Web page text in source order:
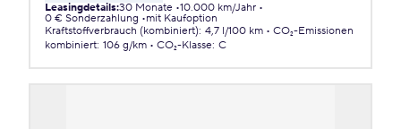
Leasingdetails:30 Monate 10.000 km/Jahr
0 € Sonderzahlung
mit Kaufoption
Kraftstoffverbrauch (kombiniert): 4,7 l/100 km
CO₂-Emissionen
kombiniert: 106 g/km CO₂-Klasse: C